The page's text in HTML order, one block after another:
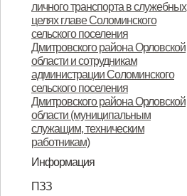
муниципального правового акта
«О бюджете Соломинского
сельского поселения
Дмитровского района Орловской
области на 2021 год и плановый
период 2022-2023 годов»
личного транспорта в служебных
целях главе Соломинского
сельского поселения
Дмитровского района Орловской
области и сотрудникам
администрации Соломинского
сельского поселения
Дмитровского района Орловской
области (муниципальным
служащим, техническим
работникам)
Информация
Информация по дорогам
ПЗЗ